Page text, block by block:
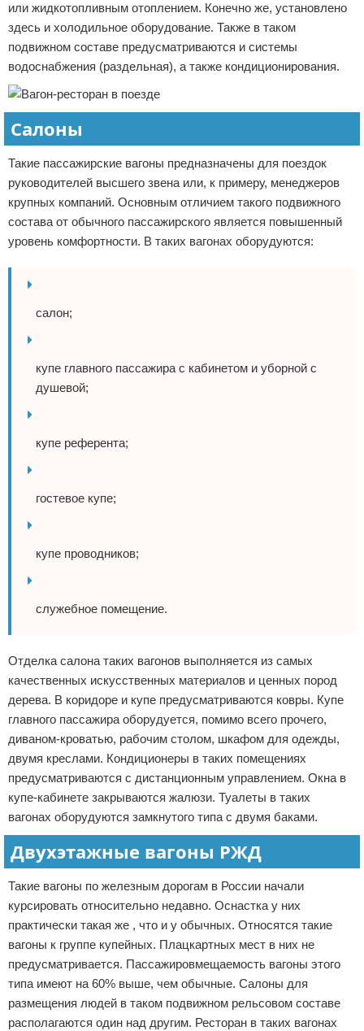
или жидкотопливным отоплением. Конечно же, установлено
здесь и холодильное оборудование. Также в таком
подвижном составе предусматриваются и системы
водоснабжения (раздельная), а также кондиционирования.
Салоны
Такие пассажирские вагоны предназначены для поездок
руководителей высшего звена или, к примеру, менеджеров
крупных компаний. Основным отличием такого подвижного
состава от обычного пассажирского является повышенный
уровень комфортности. В таких вагонах оборудуются:
салон;
купе главного пассажира с кабинетом и уборной с
душевой;
купе референта;
гостевое купе;
купе проводников;
служебное помещение.
Отделка салона таких вагонов выполняется из самых
качественных искусственных материалов и ценных пород
дерева. В коридоре и купе предусматриваются ковры. Купе
главного пассажира оборудуется, помимо всего прочего,
диваном-кроватью, рабочим столом, шкафом для одежды,
двумя креслами. Кондиционеры в таких помещениях
предусматриваются с дистанционным управлением. Окна в
купе-кабинете закрываются жалюзи. Туалеты в таких
вагонах оборудуются замкнутого типа с двумя баками.
Двухэтажные вагоны РЖД
Такие вагоны по железным дорогам в России начали
курсировать относительно недавно. Оснастка у них
практически такая же , что и у обычных. Относятся такие
вагоны к группе купейных. Плацкартных мест в них не
предусматривается. Пассажировмещаемость вагоны этого
типа имеют на 60% выше, чем обычные. Салоны для
размещения людей в таком подвижном рельсовом составе
располагаются один над другим. Ресторан в таких вагонах